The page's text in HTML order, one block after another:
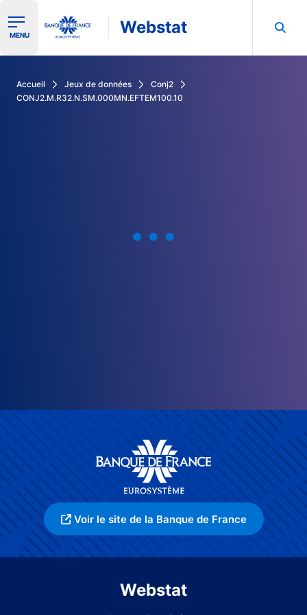
Ouvrir le menu de navigation
MENU Webstat
Accueil Jeux de données
Conj2
CONJ2.M.R32.N.SM.000MN.EFTEM100.10
Voir le site de la Banque de France
Webstat